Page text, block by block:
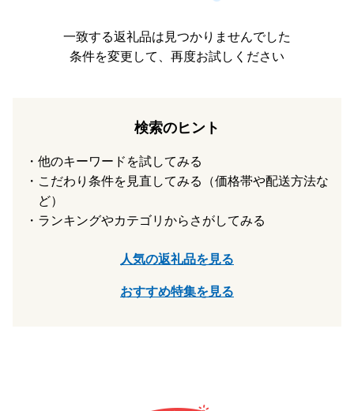
一致する返礼品は見つかりませんでした
条件を変更して、再度お試しください
検索のヒント
他のキーワードを試してみる
こだわり条件を見直してみる（価格帯や配送方法な
ど）
ランキングやカテゴリからさがしてみる
人気の返礼品を見る
おすすめ特集を見る